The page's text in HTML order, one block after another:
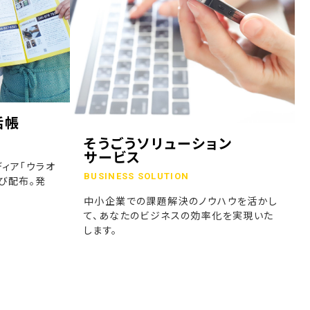
帳
ア「ウラオ
配布。発
そうごうソリューション
サービス
BUSINESS SOLUTION
中小企業での課題解決のノウハウを活かし
て、あなたのビジネスの効率化を実現いた
します。